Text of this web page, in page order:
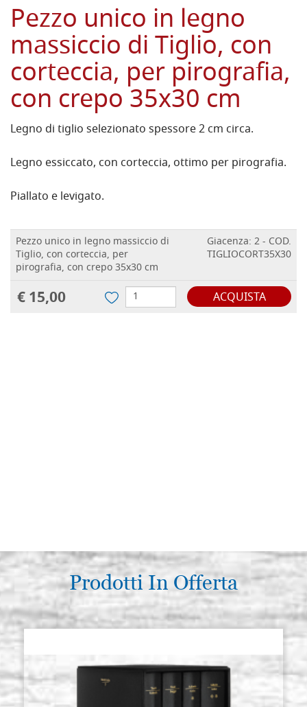
Pezzo unico in legno
massiccio di Tiglio, con
corteccia, per pirografia,
con crepo 35x30 cm
Legno di tiglio selezionato spessore 2 cm circa.
Legno essiccato, con corteccia, ottimo per pirografia.
Piallato e levigato.
Pezzo unico in legno massiccio di
Tiglio, con corteccia, per
pirografia, con crepo 35x30 cm
Giacenza: 2 - COD.
TIGLIOCORT35X30
€ 15,00 ACQUISTA
Prodotti In Offerta